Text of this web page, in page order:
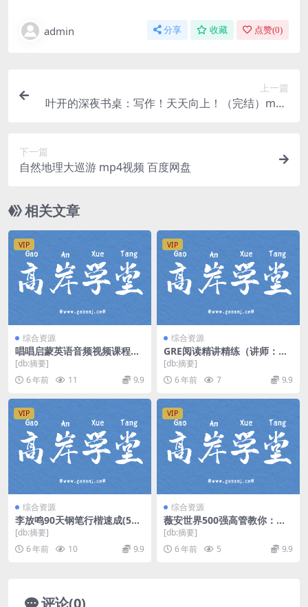
admin 分享 收藏 点赞(0)
上一篇
叶开的深夜书桌：写作！天天向上！（完结）mp3
下一篇
自然地理大巡游 mp4视频 百度网盘
相关文章
VIP
综合资源
唱唱启蒙英语音频视频课程全
集（超清视频）百度网盘
[db:摘要]
6 年前
11 9.9
VIP
综合资源
GRE阅读精讲精练（讲师：胡
楠 课时：8）百度网盘
[db:摘要]
6 年前
7 9.9
VIP
综合资源
李放鸣90天钢笔行楷速成(5讲
高清)百度网盘
[db:摘要]
6 年前
10 9.9
VIP
综合资源
薇安世界500强高管教你：高
情商人士沟通秘籍，10倍提升
沟通力！（完结）百度网盘
[db:摘要]
6 年前
5 9.9
评论(0)